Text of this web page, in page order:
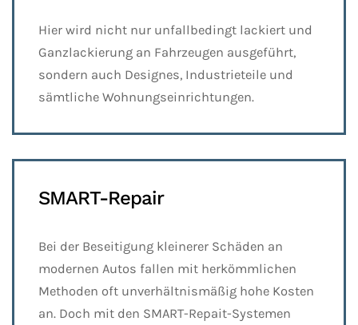
Hier wird nicht nur unfallbedingt lackiert und
Ganzlackierung an Fahrzeugen ausgeführt,
sondern auch Designes, Industrieteile und
sämtliche Wohnungseinrichtungen.
SMART-Repair
Bei der Beseitigung kleinerer Schäden an
modernen Autos fallen mit herkömmlichen
Methoden oft unverhältnismäßig hohe Kosten
an. Doch mit den SMART-Repait-Systemen